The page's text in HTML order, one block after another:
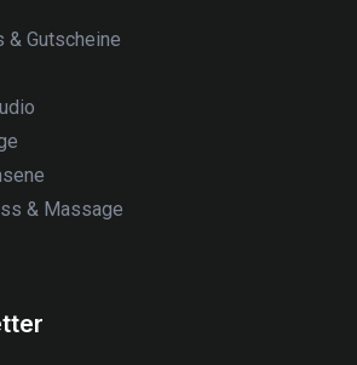
& Gutscheine
& Massage